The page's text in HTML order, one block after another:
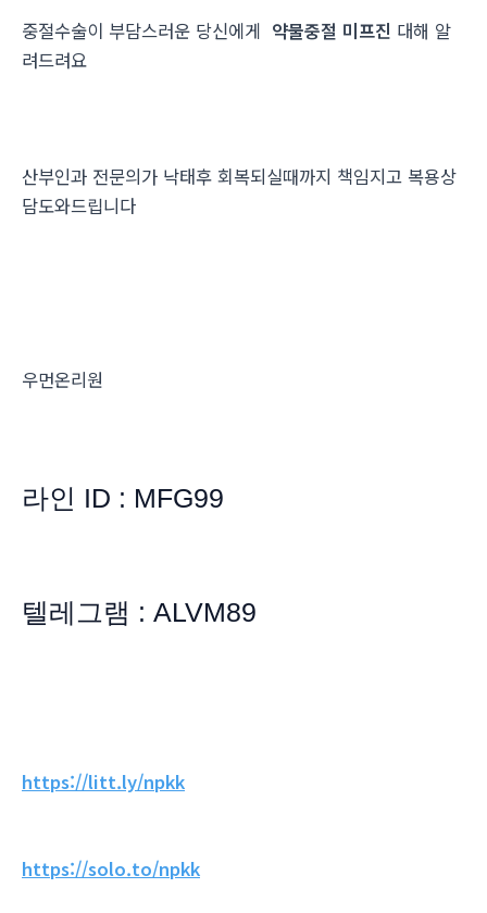
중절수술이 부담스러운 당신에게 약물중절 미프진 대해 알
려드려요
산부인과 전문의가 낙태후 회복되실때까지 책임지고 복용상
담도와드립니다
우먼온리원
라인 ID : MFG99
텔레그램 : ALVM89
https://litt.ly/npkk
https://solo.to/npkk